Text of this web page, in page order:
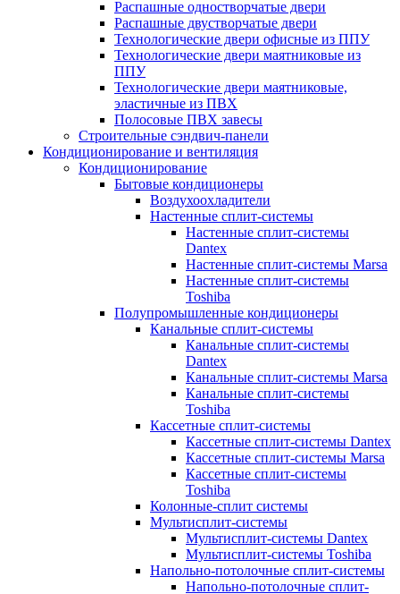
Распашные одностворчатые двери
Распашные двустворчатые двери
Технологические двери офисные из ППУ
Технологические двери маятниковые из
ППУ
Технологические двери маятниковые,
эластичные из ПВХ
Полосовые ПВХ завесы
Строительные сэндвич-панели
Кондиционирование и вентиляция
Кондиционирование
Бытовые кондиционеры
Воздухоохладители
Настенные сплит-системы
Настенные сплит-системы
Dantex
Настенные сплит-системы Marsa
Настенные сплит-системы
Toshiba
Полупромышленные кондиционеры
Канальные сплит-системы
Канальные сплит-системы
Dantex
Канальные сплит-системы Marsa
Канальные сплит-системы
Toshiba
Кассетные сплит-системы
Кассетные сплит-системы Dantex
Кассетные сплит-системы Marsa
Кассетные сплит-системы
Toshiba
Колонные-сплит системы
Мультисплит-системы
Мультисплит-системы Dantex
Мультисплит-системы Toshiba
Напольно-потолочные сплит-системы
Напольно-потолочные сплит-